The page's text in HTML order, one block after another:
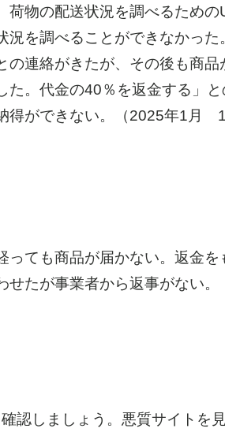
荷物の配送状況を調べるための
況を調べることができなかった
の連絡がきたが、その後も商品
た。代金の40％を返金する」
得ができない。（2025年1月
ても商品が届かない。返金を
たが事業者から返事がない。
認しましょう。悪質サイトを